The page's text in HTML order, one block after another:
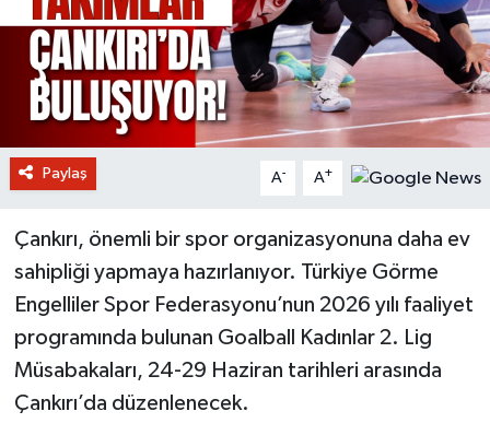
Paylaş A- A+
Çankırı, önemli bir spor organizasyonuna daha ev
sahipliği yapmaya hazırlanıyor. Türkiye Görme
Engelliler Spor Federasyonu’nun 2026 yılı faaliyet
programında bulunan Goalball Kadınlar 2. Lig
Müsabakaları, 24-29 Haziran tarihleri arasında
Çankırı’da düzenlenecek.